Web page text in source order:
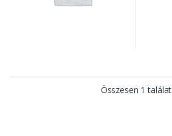
Összesen 1 találat